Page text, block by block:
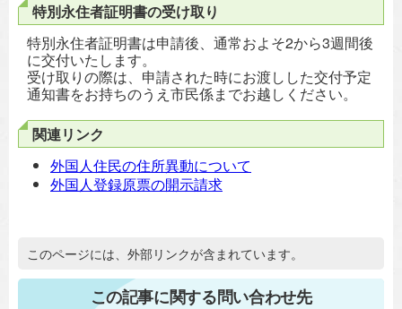
特別永住者証明書の受け取り
特別永住者証明書は申請後、通常およそ2から3週間後
に交付いたします。
受け取りの際は、申請された時にお渡しした交付予定
通知書をお持ちのうえ市民係までお越しください。
関連リンク
外国人住民の住所異動について
外国人登録原票の開示請求
追加情報：外部リンク
このページには、外部リンクが含まれています。
この記事に関する問い合わせ先